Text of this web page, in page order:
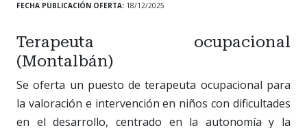
FECHA PUBLICACIÓN OFERTA: 18/12/2025
Terapeuta ocupacional
(Montalbán)
Se oferta un puesto de terapeuta ocupacional para
la valoración e intervención en niños con dificultades
en el desarrollo, centrado en la autonomía y la